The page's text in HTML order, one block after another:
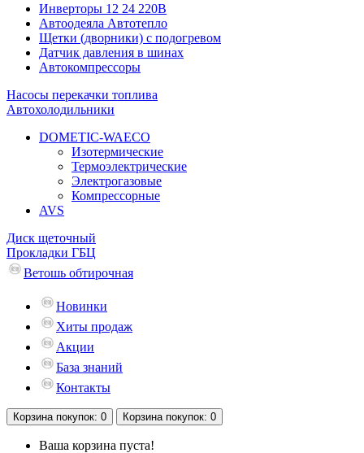
Инверторы 12 24 220В
Автоодеяла Автотепло
Щетки (дворники) с подогревом
Датчик давления в шинах
Автокомпрессоры
Насосы перекачки топлива
Автохолодильники
DOMETIC-WAECO
Изотермические
Термоэлектрические
Электрогазовые
Компрессорные
AVS
Диск щеточный
Прокладки ГБЦ
Ветошь обтирочная
Новинки
Хиты продаж
Акции
База знаний
Контакты
Корзина покупок: 0 Корзина покупок: 0
Ваша корзина пуста!